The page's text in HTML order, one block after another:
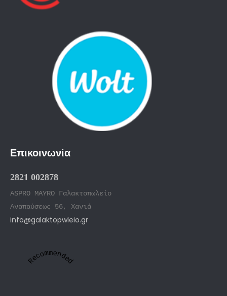
Επικοινωνία
2821 002878
ASPRO MAYRO Γαλακτοπωλείο
Αναπαύσεως 56, Χανιά
info@galaktopwleio.gr
Recommended